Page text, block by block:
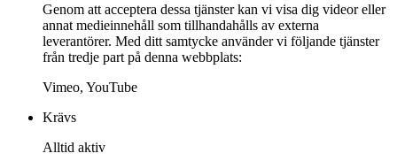
Genom att acceptera dessa tjänster kan vi visa dig videor eller
annat medieinnehåll som tillhandahålls av externa
leverantörer. Med ditt samtycke använder vi följande tjänster
från tredje part på denna webbplats:
Vimeo, YouTube
Krävs
Alltid aktiv